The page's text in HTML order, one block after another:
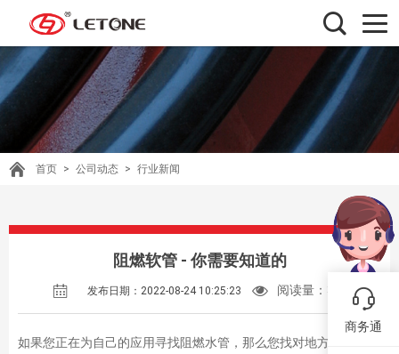
首页 > 公司动态 > 行业新闻
阻燃软管 - 你需要知道的
发布日期：2022-08-24 10:25:23 阅读量：
如果您正在为自己的应用寻找阻燃水管，那么您找对地方了。我们
商务通